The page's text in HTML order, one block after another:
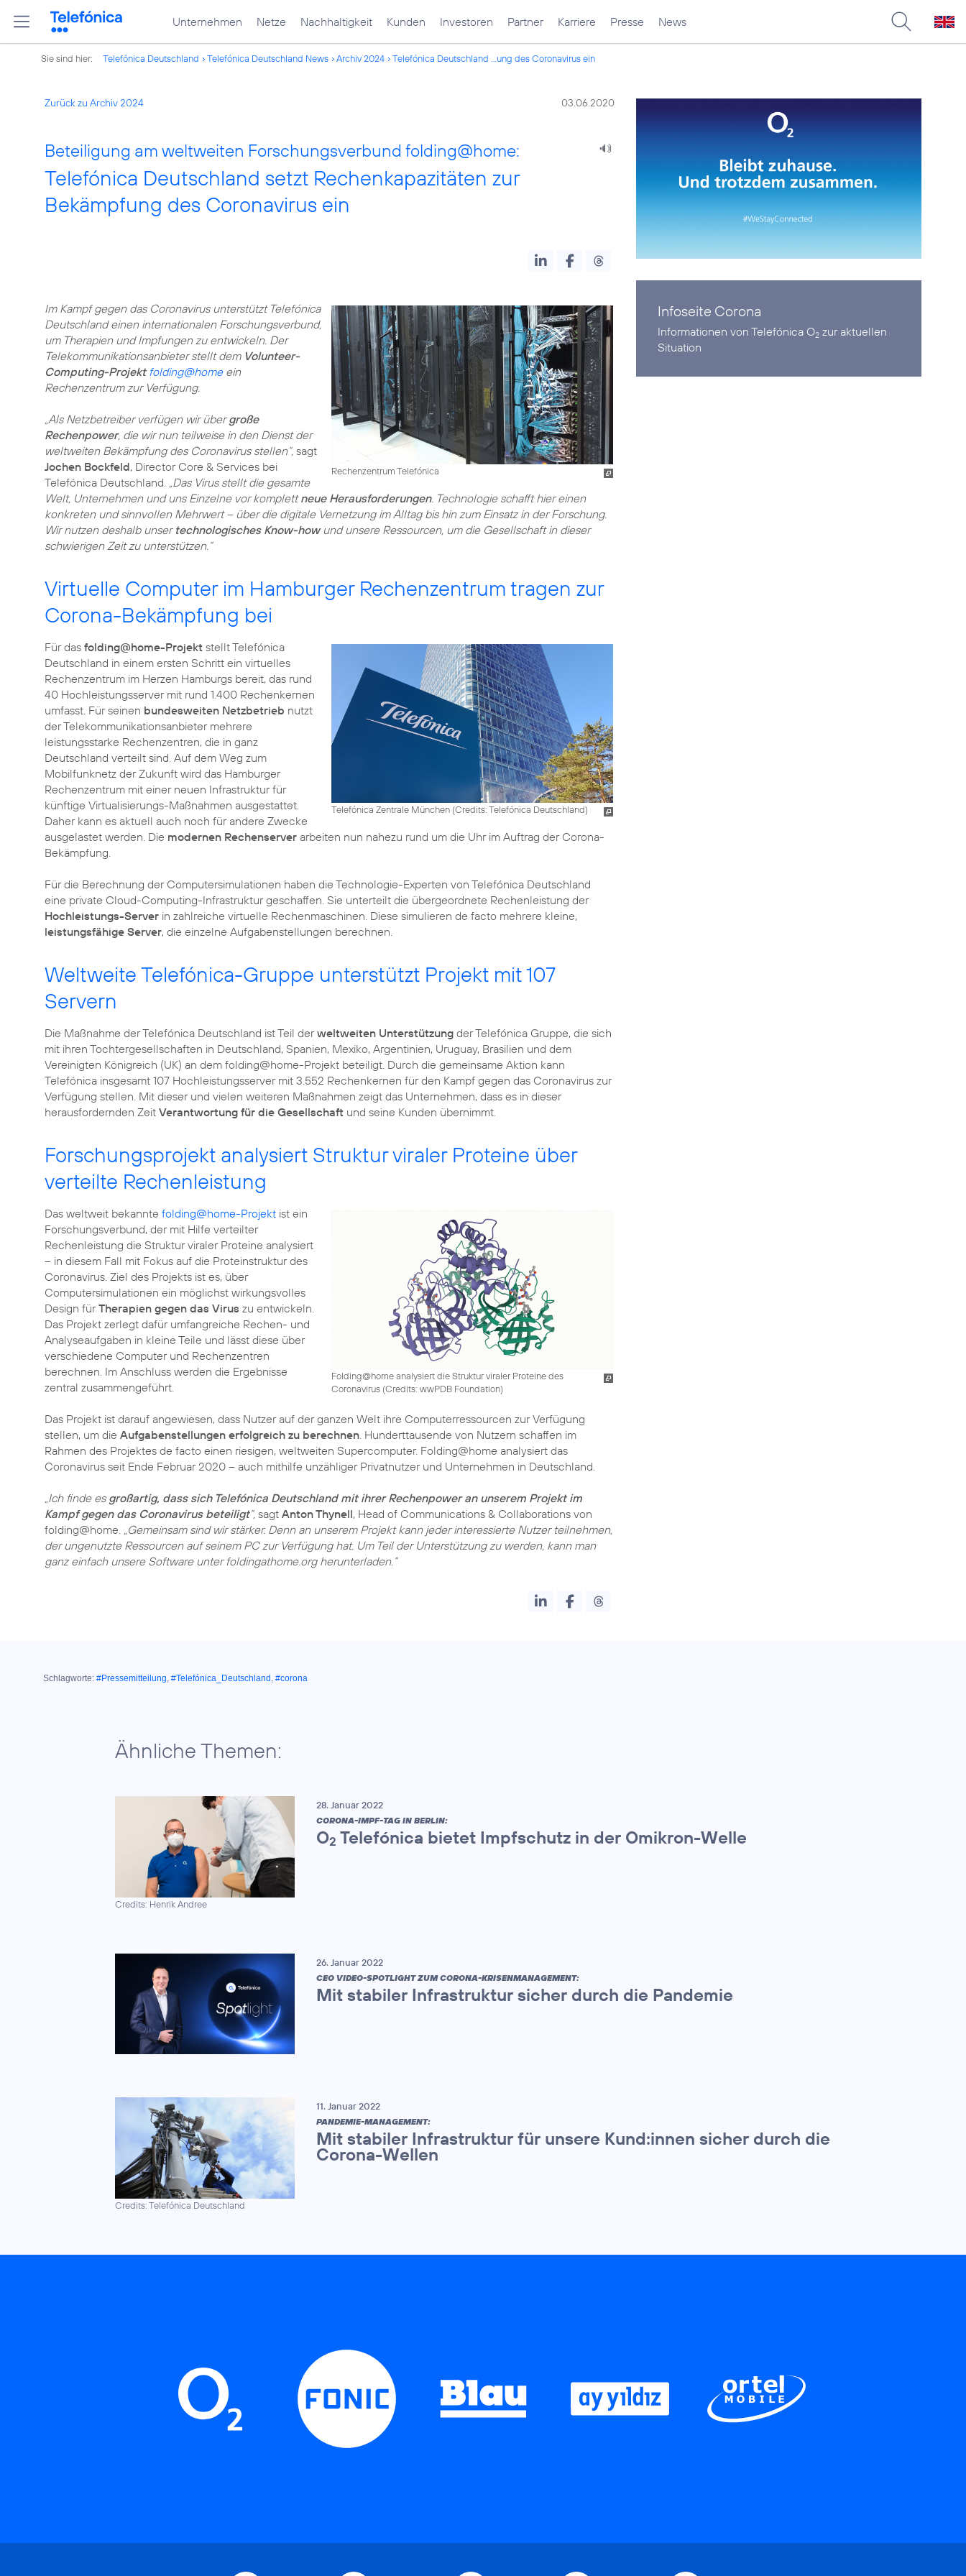
Unternehmen Netze Nachhaltigkeit Kunden Investoren Partner Karriere Presse News
Sie sind hier: Telefónica Deutschland Telefónica Deutschland News Archiv 2024 Telefónica Deutschland ...ung des Coronavirus ein
Zurück zu Archiv 2024 03.06.2020
Beteiligung am weltweiten Forschungsverbund folding@home:
Telefónica Deutschland setzt Rechenkapazitäten zur
Bekämpfung des Coronavirus ein
Rechenzentrum Telefónica
Im Kampf gegen das Coronavirus unterstützt Telefónica
Deutschland einen internationalen Forschungsverbund,
um Therapien und Impfungen zu entwickeln. Der
Telekommunikationsanbieter stellt dem Volunteer-
Computing-Projekt folding@homeein
Rechenzentrum zur Verfügung.
„Als Netzbetreiber verfügen wir übergroße
Rechenpower, die wir nun teilweise in den Dienst der
weltweiten Bekämpfung des Coronavirus stellen“, sagt
Jochen Bockfeld, Director Core & Services bei
Telefónica Deutschland. „Das Virus stellt die gesamte
Welt, Unternehmen und uns Einzelne vor komplettneue Herausforderungen. Technologie schafft hier einen
konkreten und sinnvollen Mehrwert – über die digitale Vernetzung im Alltag bis hin zum Einsatz in der Forschung.
Wir nutzen deshalb unser technologisches Know-howund unsere Ressourcen, um die Gesellschaft in dieser
schwierigen Zeit zu unterstützen.“
Virtuelle Computer im Hamburger Rechenzentrum tragen zur
Corona-Bekämpfung bei
Telefónica Zentrale München (Credits: Telefónica Deutschland)
Für das folding@home-Projekt stellt Telefónica
Deutschland in einem ersten Schritt ein virtuelles
Rechenzentrum im Herzen Hamburgs bereit, das rund
40 Hochleistungsserver mit rund 1.400 Rechenkernen
umfasst. Für seinen bundesweiten Netzbetrieb nutzt
der Telekommunikationsanbieter mehrere
leistungsstarke Rechenzentren, die in ganz
Deutschland verteilt sind. Auf dem Weg zum
Mobilfunknetz der Zukunft wird das Hamburger
Rechenzentrum mit einer neuen Infrastruktur für
künftige Virtualisierungs-Maßnahmen ausgestattet.
Daher kann es aktuell auch noch für andere Zwecke
ausgelastet werden. Die modernen Rechenserver arbeiten nun nahezu rund um die Uhr im Auftrag der Corona-
Bekämpfung.
Für die Berechnung der Computersimulationen haben die Technologie-Experten von Telefónica Deutschland
eine private Cloud-Computing-Infrastruktur geschaffen. Sie unterteilt die übergeordnete Rechenleistung der
Hochleistungs-Server in zahlreiche virtuelle Rechenmaschinen. Diese simulieren de facto mehrere kleine,
leistungsfähige Server, die einzelne Aufgabenstellungen berechnen.
Weltweite Telefónica-Gruppe unterstützt Projekt mit 107
Servern
Die Maßnahme der Telefónica Deutschland ist Teil derweltweiten Unterstützung der Telefónica Gruppe, die sich
mit ihren Tochtergesellschaften in Deutschland, Spanien, Mexiko, Argentinien, Uruguay, Brasilien und dem
Vereinigten Königreich (UK) an dem folding@home-Projekt beteiligt. Durch die gemeinsame Aktion kann
Telefónica insgesamt 107 Hochleistungsserver mit 3.552 Rechenkernen für den Kampf gegen das Coronavirus zur
Verfügung stellen. Mit dieser und vielen weiteren Maßnahmen zeigt das Unternehmen, dass es in dieser
herausfordernden Zeit Verantwortung für die Gesellschaft und seine Kunden übernimmt.
Forschungsprojekt analysiert Struktur viraler Proteine über
verteilte Rechenleistung
Folding@home analysiert die Struktur viraler Proteine des
Coronavirus (Credits: wwPDB Foundation)
Das weltweit bekannte folding@home-Projekt ist ein
Forschungsverbund, der mit Hilfe verteilter
Rechenleistung die Struktur viraler Proteine analysiert
– in diesem Fall mit Fokus auf die Proteinstruktur des
Coronavirus. Ziel des Projekts ist es, über
Computersimulationen ein möglichst wirkungsvolles
Design fürTherapien gegen das Virus zu entwickeln.
Das Projekt zerlegt dafür umfangreiche Rechen- und
Analyseaufgaben in kleine Teile und lässt diese über
verschiedene Computer und Rechenzentren
berechnen. Im Anschluss werden die Ergebnisse
zentral zusammengeführt.
Das Projekt ist darauf angewiesen, dass Nutzer auf der ganzen Welt ihre Computerressourcen zur Verfügung
stellen, um die Aufgabenstellungen erfolgreich zu berechnen. Hunderttausende von Nutzern schaffen im
Rahmen des Projektes de facto einen riesigen, weltweiten Supercomputer. Folding@home analysiert das
Coronavirus seit Ende Februar 2020 – auch mithilfe unzähliger Privatnutzer und Unternehmen in Deutschland.
„Ich finde es großartig, dass sich Telefónica Deutschland mit ihrer Rechenpower an unserem Projekt im
Kampf gegen das Coronavirus beteiligt“, sagt Anton Thynell, Head of Communications & Collaborations von
folding@home. „Gemeinsam sind wir stärker. Denn an unserem Projekt kann jeder interessierte Nutzer teilnehmen,
der ungenutzte Ressourcen auf seinem PC zur Verfügung hat. Um Teil der Unterstützung zu werden, kann man
ganz einfach unsere Software unter foldingathome.org herunterladen.“
Infoseite Corona
Informationen von Telefónica O2 zur aktuellen
Situation
Schlagworte: #Pressemitteilung, #Telefónica_Deutschland , #corona
Ähnliche Themen:
Credits: Henrik Andree
28. Januar 2022
CORONA-IMPF-TAG IN BERLIN:
O2 Telefónica bietet Impfschutz in der Omikron-Welle
26. Januar 2022
CEO VIDEO-SPOTLIGHT ZUM CORONA-KRISENMANAGEMENT:
Mit stabiler Infrastruktur sicher durch die Pandemie
Credits: Telefónica Deutschland
11. Januar 2022
PANDEMIE-MANAGEMENT:
Mit stabiler Infrastruktur für unsere Kund:innen sicher durch die
Corona-Wellen